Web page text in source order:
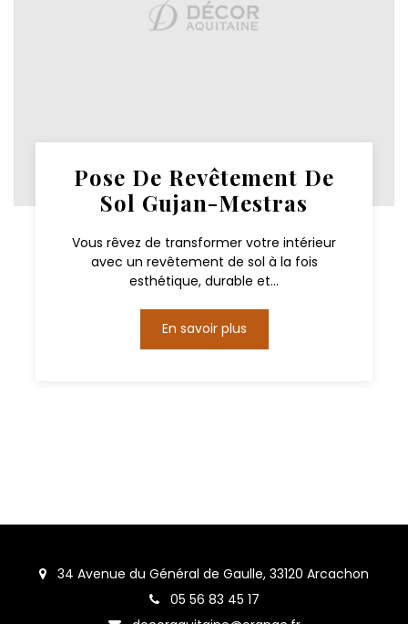
Pose De Revêtement De
Sol Gujan-Mestras
Vous rêvez de transformer votre intérieur
avec un revêtement de sol à la fois
esthétique, durable et...
En savoir plus
34 Avenue du Général de Gaulle, 33120 Arcachon
05 56 83 45 17